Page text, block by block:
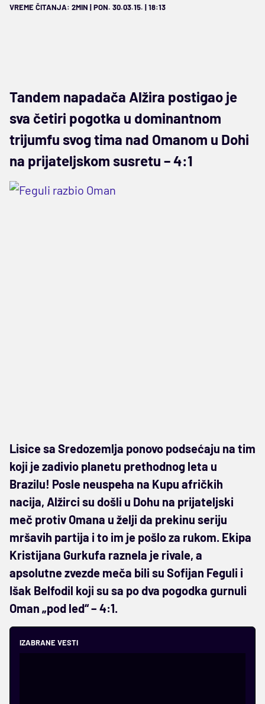
VREME ČITANJA: 2MIN | PON. 30.03.15. | 18:13
Tandem napadača Alžira postigao je
sva četiri pogotka u dominantnom
trijumfu svog tima nad Omanom u Dohi
na prijateljskom susretu – 4:1
Lisice sa Sredozemlja ponovo podsećaju na tim
koji je zadivio planetu prethodnog leta u
Brazilu! Posle neuspeha na Kupu afričkih
nacija, Alžirci su došli u Dohu na prijateljski
meč protiv Omana u želji da prekinu seriju
mršavih partija i to im je pošlo za rukom. Ekipa
Kristijana Gurkufa raznela je rivale, a
apsolutne zvezde meča bili su Sofijan Feguli i
Išak Belfodil koji su sa po dva pogodka gurnuli
Oman „pod led“ – 4:1.
IZABRANE VESTI